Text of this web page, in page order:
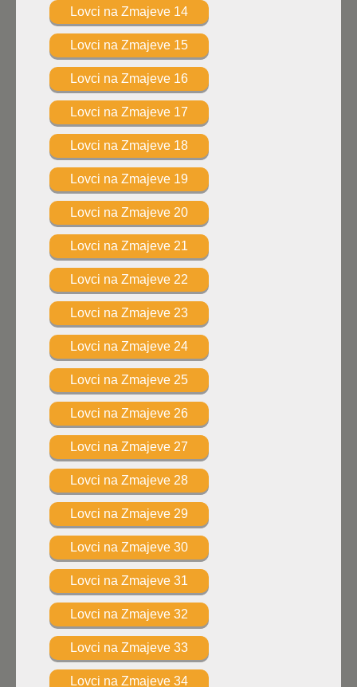
Lovci na Zmajeve 14
Lovci na Zmajeve 15
Lovci na Zmajeve 16
Lovci na Zmajeve 17
Lovci na Zmajeve 18
Lovci na Zmajeve 19
Lovci na Zmajeve 20
Lovci na Zmajeve 21
Lovci na Zmajeve 22
Lovci na Zmajeve 23
Lovci na Zmajeve 24
Lovci na Zmajeve 25
Lovci na Zmajeve 26
Lovci na Zmajeve 27
Lovci na Zmajeve 28
Lovci na Zmajeve 29
Lovci na Zmajeve 30
Lovci na Zmajeve 31
Lovci na Zmajeve 32
Lovci na Zmajeve 33
Lovci na Zmajeve 34